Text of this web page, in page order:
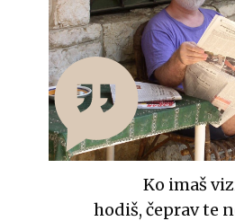
Ko imaš
hodiš, čeprav te